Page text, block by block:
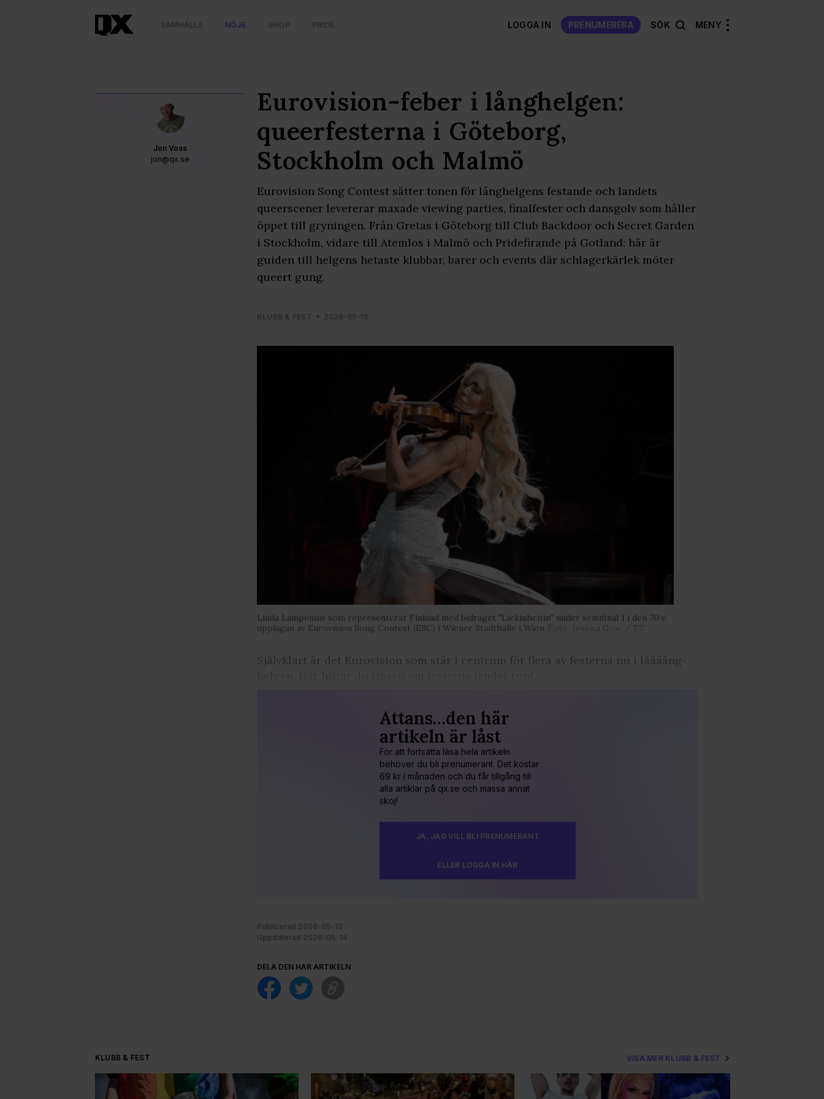
SAMHÄLLE NÖJE SHOP PRIDE LOGGA IN PRENUMERERA SÖK MENY
Jon Voss
jon@qx.se
Eurovision-feber i långhelgen:
queerfesterna i Göteborg,
Stockholm och Malmö
Eurovision Song Contest sätter tonen för långhelgens festande och landets
queerscener levererar maxade viewing parties, finalfester och dansgolv som håller
öppet till gryningen. Från Gretas i Göteborg till Club Backdoor och Secret Garden
i Stockholm, vidare till Atemlos i Malmö och Pridefirande på Gotland: här är
guiden till helgens hetaste klubbar, barer och events där schlagerkärlek möter
queert gung.
KLUBB & FEST 2026-05-13
Linda Lampenius som representerar Finland med bidraget "Liekinheitin" under semifinal 1 i den 70:e
upplagan av Eurovision Song Contest (ESC) i Wiener Stadthalle i Wien
Självklart är det Eurovision som står i centrum för flera av festerna nu i låååång-
Attans…den här
artikeln är låst
För att fortsätta läsa hela artikeln
behöver du bli prenumerant. Det kostar
69 kr i månaden och du får tillgång till
alla artiklar på qx.se och massa annat
skoj!
JA, JAG VILL BLI PRENUMERANT
ELLER LOGGA IN HÄR
Publicerad 2026-05-13
Uppdaterad 2026-05-14
DELA DEN HÄR ARTIKELN
KLUBB & FEST VISA MER KLUBB & FEST